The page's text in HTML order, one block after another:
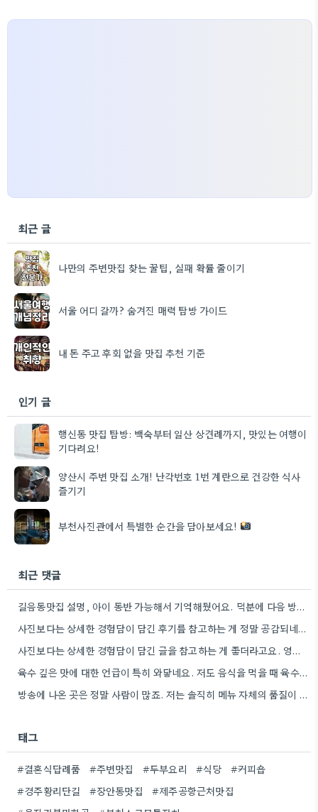
최근 글
나만의 주변맛집 찾는 꿀팁, 실패 확률 줄이기
서울 어디 갈까? 숨겨진 매력 탐방 가이드
내 돈 주고 후회 없을 맛집 추천 기준
인기 글
행신동 맛집 탐방: 백숙부터 일산 상견례까지, 맛있는 여행이
기다려요!
양산시 주변 맛집 소개! 난각번호 1번 계란으로 건강한 식사
즐기기
부천사진관에서 특별한 순간을 담아보세요!
최근 댓글
길음동맛집 설명, 아이 동반 가능해서 기억해뒀어요. 덕분에 다음 방문할 때 훨씬 수월할 것 같아요.
사진보다는 상세한 경험담이 담긴 후기를 참고하는 게 정말 공감되네요. 특히 어떤 점이 좋았고 아쉬웠는지 구체적으로…
사진보다는 상세한 경험담이 담긴 글을 참고하는 게 좋더라고요. 영화 상영회 경험이 기억에 남는다는 점이 흥미롭네요.
육수 깊은 맛에 대한 언급이 특히 와닿네요. 저도 음식을 먹을 때 육수의 깊은 맛을 중요하게…
방송에 나온 곳은 정말 사람이 많죠. 저는 솔직히 메뉴 자체의 품질이 더 중요하다고 생각해요.
태그
#결혼식답례품 #주변맛집 #두부요리 #식당
#커피숍
#경주황리단길
#장안동맛집
#제주공항근처맛집